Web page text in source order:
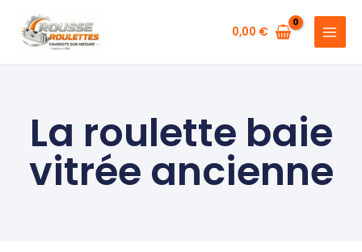
contenu
0,00 €
La roulette baie
vitrée ancienne